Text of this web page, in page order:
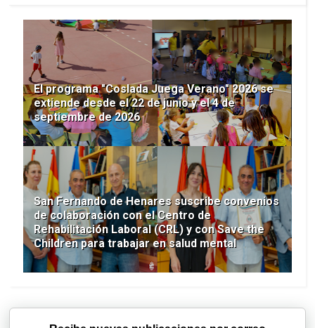
El programa "Coslada Juega Verano" 2026 se
extiende desde el 22 de junio y el 4 de
septiembre de 2026
San Fernando de Henares suscribe convenios
de colaboración con el Centro de
Rehabilitación Laboral (CRL) y con Save the
Children para trabajar en salud mental